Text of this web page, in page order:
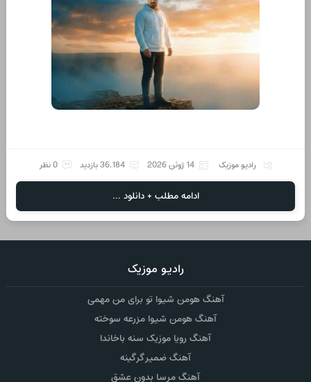
رادیو موزیک 14 ژوئن 2026 36,184 بازدید 0 نظر
ادامه مطلب + دانلود ...
رادیو موزیک
آهنگ هومن شیوا تو برای من مهمی
آهنگ هومن شیوا مزرعه سوخته
آهنگ رویا موزیک سنه باخاندا
آهنگ ضمیر گرگینه
آهنگ مرسا بدون عشق